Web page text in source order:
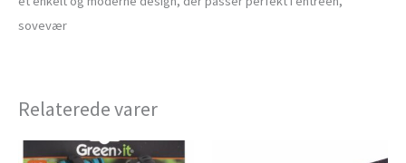
sovevær
Relaterede varer